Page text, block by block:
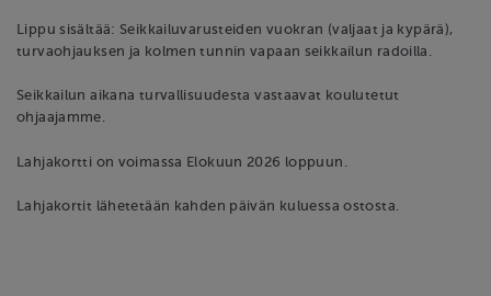
Lippu sisältää: Seikkailuvarusteiden vuokran (valjaat ja kypärä),
turvaohjauksen ja kolmen tunnin vapaan seikkailun radoilla.
Seikkailun aikana turvallisuudesta vastaavat koulutetut
ohjaajamme.
Lahjakortti on voimassa Elokuun 2026 loppuun.
Lahjakortit lähetetään kahden päivän kuluessa ostosta.